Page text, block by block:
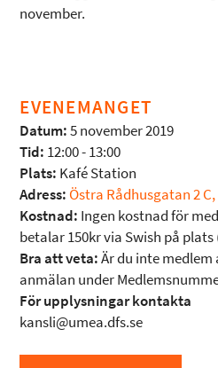
november.
EVENEMANGET
Datum:5 november 2019
Tid: 12:00 - 13:00
Plats: Kafé Station
Adress: Östra Rådhusgatan 2
Kostnad: Ingen kostnad för
betalar 150kr via Swish på
Bra att veta:Är du inte medlem
anmälan under
För upplysningar kontakta
kansli@umea.dfs.se